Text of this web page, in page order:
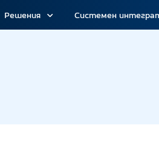
Решения Системен